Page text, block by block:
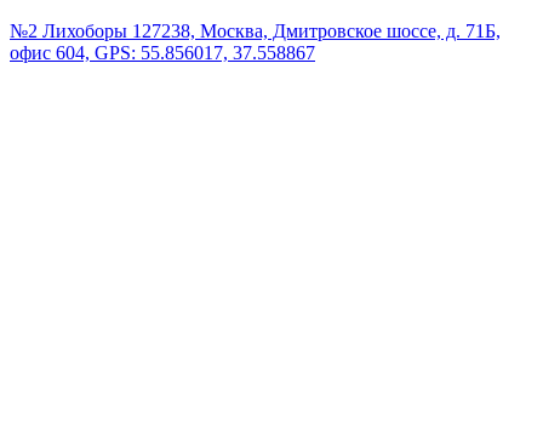
№2 Лихоборы 127238, Москва, Дмитровское шоссе, д. 71Б,
офис 604, GPS: 55.856017, 37.558867